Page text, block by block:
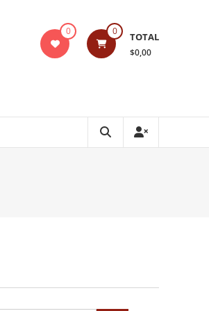
0 0 TOTAL
$0,00